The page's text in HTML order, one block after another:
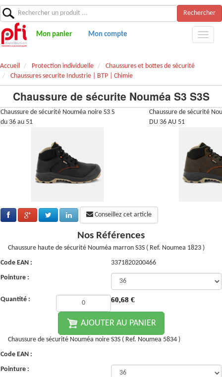
Rechercher
Mon panier Mon compte
Accueil Protection individuelle
Chaussures et bottes de sécurité
Chaussures securite Industrie | BTP | Chimie
Chaussure de sécurite Nouméa S3 S3S
Chaussure de sécurité Nouméa noire S3 S
du 36 au 51
Chaussure de sécurité
DU 36 AU 51
Conseillez cet article
Nos Références
Chaussure haute de sécurité Nouméa marron S3S ( Ref. Noumea 1823 )
Code EAN :
3371820200466
Pointure :
Quantité : 60,68 €
AJOUTER AU PANIER
Chaussure de sécurité Nouméa noire S3S ( Ref. Noumea 5834 )
Code EAN :
Pointure :